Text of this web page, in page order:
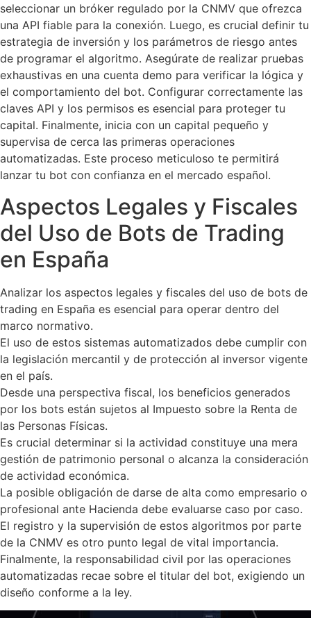
seleccionar un bróker regulado por la CNMV que ofrezca
una API fiable para la conexión. Luego, es crucial definir tu
estrategia de inversión y los parámetros de riesgo antes
de programar el algoritmo. Asegúrate de realizar pruebas
exhaustivas en una cuenta demo para verificar la lógica y
el comportamiento del bot. Configurar correctamente las
claves API y los permisos es esencial para proteger tu
capital. Finalmente, inicia con un capital pequeño y
supervisa de cerca las primeras operaciones
automatizadas. Este proceso meticuloso te permitirá
lanzar tu bot con confianza en el mercado español.
Aspectos Legales y Fiscales
del Uso de Bots de Trading
en España
Analizar los aspectos legales y fiscales del uso de bots de
trading en España es esencial para operar dentro del
marco normativo.
El uso de estos sistemas automatizados debe cumplir con
la legislación mercantil y de protección al inversor vigente
en el país.
Desde una perspectiva fiscal, los beneficios generados
por los bots están sujetos al Impuesto sobre la Renta de
las Personas Físicas.
Es crucial determinar si la actividad constituye una mera
gestión de patrimonio personal o alcanza la consideración
de actividad económica.
La posible obligación de darse de alta como empresario o
profesional ante Hacienda debe evaluarse caso por caso.
El registro y la supervisión de estos algoritmos por parte
de la CNMV es otro punto legal de vital importancia.
Finalmente, la responsabilidad civil por las operaciones
automatizadas recae sobre el titular del bot, exigiendo un
diseño conforme a la ley.